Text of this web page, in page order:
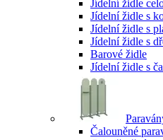
Jídelní židle
Jídelní židle s
Jídelní židle s
Jídelní židle s
Barové židle
Jídelní židle s
Čalouněné